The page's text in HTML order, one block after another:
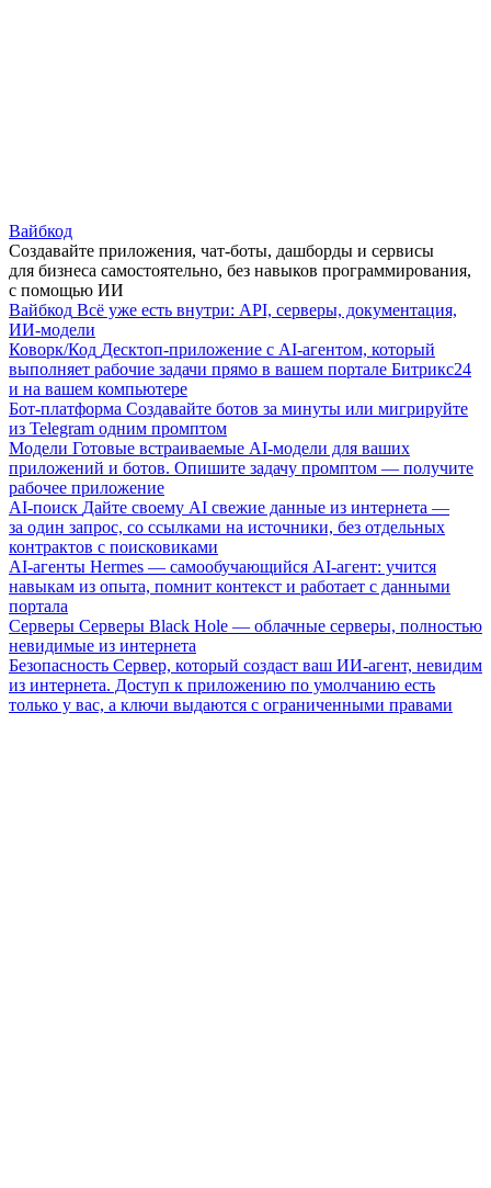
Вайбкод
Создавайте приложения, чат-боты, дашборды и сервисы
для бизнеса самостоятельно, без навыков программирования,
с помощью ИИ
Вайбкод Всё уже есть внутри: API, серверы, документация,
ИИ-модели
Коворк/Код Десктоп-приложение с AI-агентом, который
выполняет рабочие задачи прямо в вашем портале Битрикс24
и на вашем компьютере
Бот-платформа Создавайте ботов за минуты или мигрируйте
из Telegram одним промптом
Модели Готовые встраиваемые AI-модели для ваших
приложений и ботов. Опишите задачу промптом — получите
рабочее приложение
AI-поиск Дайте своему AI свежие данные из интернета —
за один запрос, со ссылками на источники, без отдельных
контрактов с поисковиками
AI-агенты Hermes — самообучающийся AI-агент: учится
навыкам из опыта, помнит контекст и работает с данными
портала
Серверы Серверы Black Hole — облачные серверы, полностью
невидимые из интернета
Безопасность Сервер, который создаст ваш ИИ-агент, невидим
из интернета. Доступ к приложению по умолчанию есть
только у вас, а ключи выдаются с ограниченными правами